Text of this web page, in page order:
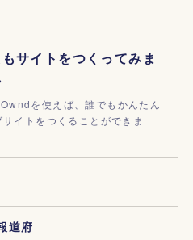
サイトをつくってみま
を使えば、誰でもかんたん
イトをつくることができま
道府